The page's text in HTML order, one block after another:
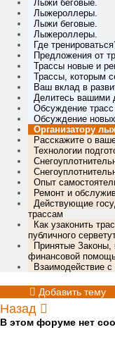
Лыжи беговые.
Лыжероллеры.
Лыжи беговые.
Лыжероллеры.
Где
Предложения от
Трассы новые и
Трассы, которым
Ваш вклад в
Делитесь вашими
Обсуждение трасс
Обсуждение
Организатору
Расскажите о
Технологии
Опыт
Ремонт и
Действующие
трассам
Как узаконить
публичного
Принятые Законы,
финансовой
Взаимодействие с
Добавить тему
Назад
В этом форуме нет